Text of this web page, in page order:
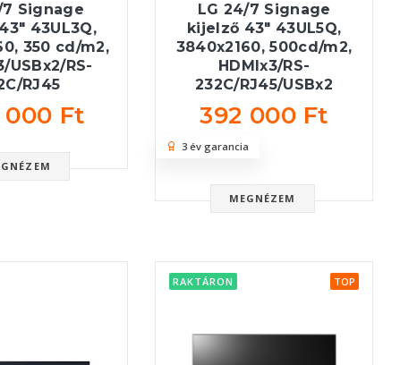
7 Signage
43UL3Q,
350 cd/m2,
USBx2/RS-
RJ45
000 Ft
LG 24/7 Signage
kijelző 43" 43UL5Q,
3840x2160, 500cd/m2,
HDMIx3/RS-
232C/RJ45/USBx2
392 000 Ft
MEGNÉZEM
3 év garancia
RAKTÁRON TOP